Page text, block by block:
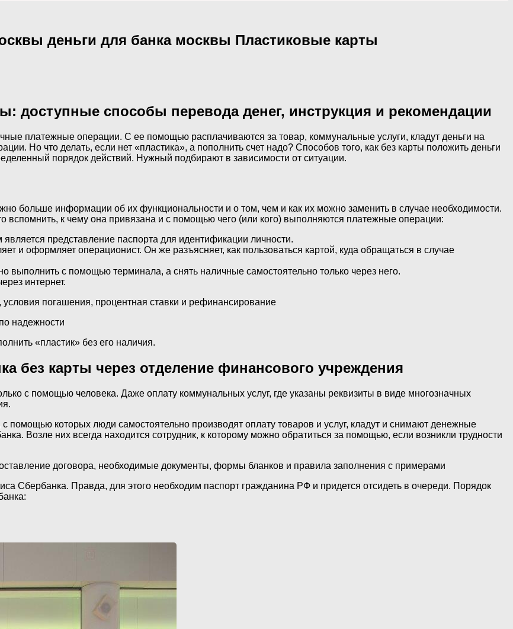
деньги для банка москвы Пластиковые карты
доступные способы перевода денег, инструкция и рекомендации
платежные операции. С ее помощью расплачиваются за товар, коммунальные услуги, кладут деньги на
Но что делать, если нет «пластика», а пополнить счет надо? Способов того, как без карты положить деньги
порядок действий. Нужный подбирают в зависимости от ситуации.
больше информации об их функциональности и о том, чем и как их можно заменить в случае необходимости.
вспомнить, к чему она привязана и с помощью чего (или кого) выполняются платежные операции:
представление паспорта для идентификации личности.
и оформляет операционист. Он же разъясняет, как пользоваться картой, куда обращаться в случае
с помощью терминала, а снять наличные самостоятельно только через него.
интернет.
погашения, процентная ставки и рефинансирование
надежности
«пластик» без его наличия.
без карты через отделение финансового учреждения
с помощью человека. Даже оплату коммунальных услуг, где указаны реквизиты в виде многозначных
помощью которых люди самостоятельно производят оплату товаров и услуг, кладут и снимают денежные
Возле них всегда находится сотрудник, к которому можно обратиться за помощью, если возникли трудности
договора, необходимые документы, формы бланков и правила заполнения с примерами
Сбербанка. Правда, для этого необходим паспорт гражданина РФ и придется отсидеть в очереди. Порядок